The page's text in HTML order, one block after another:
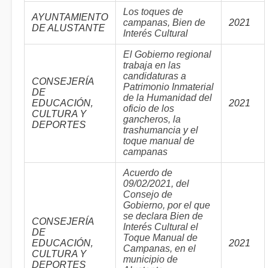
AYUNTAMIENTO
DE ALUSTANTE
Los toques de
campanas, Bien de
Interés Cultural
2021
CONSEJERÍA
DE
EDUCACIÓN,
CULTURA Y
DEPORTES
El Gobierno regional
trabaja en las
candidaturas a
Patrimonio Inmaterial
de la Humanidad del
oficio de los
gancheros, la
trashumancia y el
toque manual de
campanas
2021
CONSEJERÍA
DE
EDUCACIÓN,
CULTURA Y
DEPORTES
Acuerdo de
09/02/2021, del
Consejo de
Gobierno, por el que
se declara Bien de
Interés Cultural el
Toque Manual de
Campanas, en el
municipio de
2021